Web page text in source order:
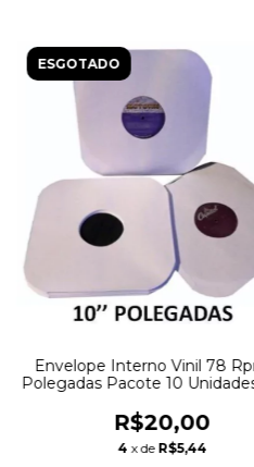
ESGOTADO
Envelope Interno Vinil 78
Polegadas Pacote 10
R$20,00
4 x de R$5,44